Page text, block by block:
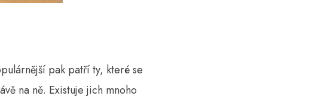
pak patří ty, které se
na ně. Existuje jich mnoho